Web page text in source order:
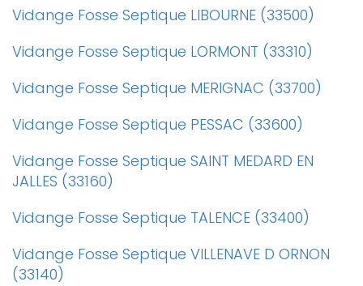
Vidange Fosse Septique LIBOURNE (33500)
Vidange Fosse Septique LORMONT (33310)
Vidange Fosse Septique MERIGNAC (33700)
Vidange Fosse Septique PESSAC (33600)
Vidange Fosse Septique SAINT MEDARD EN
JALLES (33160)
Vidange Fosse Septique TALENCE (33400)
Vidange Fosse Septique VILLENAVE D ORNON
(33140)